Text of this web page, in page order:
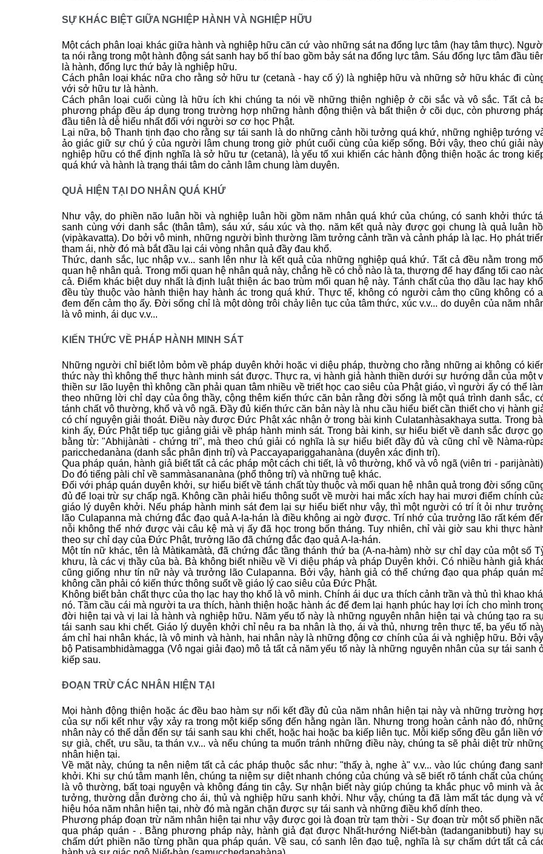
SỰ KHÁC BIỆT GIỮA NGHIỆP HÀNH VÀ NGHIỆP HỮU
Một cách phân loại khác giữa hành và nghiệp hữu căn cứ vào những sát na đổng lực tâm (hay tâm thực).
ta nói rằng trong một hành động sát sanh hay bố thí bao gồm bảy sát na đổng lực tâm. Sáu đổng lực tâm đầu
là hành, đổng lực thứ bảy là nghiệp hữu.
Cách phân loại khác nữa cho rằng sở hữu tư (cetanà - hay cố ý) là nghiệp hữu và những sở hữu khác đi
với sở hữu tư là hành.
Cách phân loại cuối cùng là hữu ích khi chúng ta nói về những thiện nghiệp ở cõi sắc và vô sắc. Tất cả
phương pháp đều áp dụng trong trường hợp những hành động thiện và bất thiện ở cõi dục, còn phương
đầu tiên là dễ hiểu nhất đối với người sơ cơ học Phật.
Lại nữa, bộ Thanh tịnh đạo cho rằng sự tái sanh là do những cảnh hồi tưởng quá khứ, những nghiệp tướng
ảo giác giữ sự chú ý của người lâm chung trong giờ phút cuối cùng của kiếp sống. Bởi vậy, theo chú giải
nghiệp hữu có thể định nghĩa là sở hữu tư (cetanà), là yếu tố xui khiến các hành động thiện hoặc ác trong
quá khứ và hành là trạng thái tâm do cảnh lâm chung làm duyên.
QUẢ HIỆN TẠI DO NHÂN QUÁ KHỨ
Như vậy, do phiền não luân hồi và nghiệp luân hồi gồm năm nhân quá khứ của chúng, có sanh khởi thức
sanh cùng với danh sắc (thân tâm), sáu xứ, sáu xúc và thọ. năm kết quả này được gọi chung là quả luân
(vipàkavatta). Do bởi vô minh, những người bình thường lầm tưởng cảnh trần và cảnh pháp là lạc. Họ phát
tham ái, nhờ đó mà bắt đầu lại cái vòng nhân quả đầy đau khổ.
Thức, danh sắc, lục nhập v.v... sanh lên như là kết quả của những nghiệp quá khứ. Tất cả đều nằm trong
quan hệ nhân quả. Trong mối quan hệ nhân quả này, chẳng hề có chỗ nào là ta, thượng đế hay đấng tối cao
cả. Ðiểm khác biệt duy nhất là định luật thiện ác bao trùm mối quan hệ này. Tánh chất của thọ dầu lạc hay
đều tùy thuộc vào hành thiện hay hành ác trong quá khứ. Thực tế, không có người cảm thọ cũng không có
đem đến cảm thọ ấy. Ðời sống chỉ là một dòng trôi chảy liên tục của tâm thức, xúc v.v... do duyên của năm
là vô minh, ái dục v.v...
KIẾN THỨC VỀ PHÁP HÀNH MINH SÁT
Những người chỉ biết lỏm bỏm về pháp duyên khởi hoặc vi diệu pháp, thường cho rằng những ai không có
thức này thì không thể thực hành minh sát được. Thực ra, vị hành giả hành thiền dưới sự hướng dẫn của một
thiền sư lão luyện thì không cần phải quan tâm nhiều về triết học cao siêu của Phật giáo, vì người ấy có thể
theo những lời chỉ dạy của ông thầy, cộng thêm kiến thức căn bản rằng đời sống là một quá trình danh sắc,
tánh chất vô thường, khổ và vô ngã. Ðầy đủ kiến thức căn bản này là nhu cầu hiểu biết cần thiết cho vị hành
có chí nguyện giải thoát. Ðiều này được Ðức Phật xác nhận ở trong bài kinh Culatanhàsakhaya sutta. Trong
kinh ấy, Ðức Phật tiếp tục giảng giải về pháp hành minh sát. Trong bài kinh, sự hiểu biết về danh sắc được
bằng từ: "Abhijànàti - chứng tri", mà theo chú giải có nghĩa là sự hiểu biết đầy đủ và cũng chỉ về Nàma-
paricchedanàna (danh sắc phân định trí) và Paccayapariggahanàna (duyên xác định trí).
Qua pháp quán, hành giả biết tất cả các pháp một cách chi tiết, là vô thường, khổ và vô ngã (viên tri -
Do đó tiếng pàli chỉ về sammàsananàna (phổ thông trí) và những tuệ khác.
Ðối với pháp quán duyên khởi, sự hiểu biết về tánh chất tùy thuộc và mối quan hệ nhân quả trong đời sống
đủ để loại trừ sự chấp ngã. Không cần phải hiểu thông suốt về mười hai mắc xích hay hai mươi điểm chính
giáo lý duyên khởi. Nếu pháp hành minh sát đem lại sự hiểu biết như vậy, thì một người có trí ít ỏi như
lão Culapanna mà chứng đắc đạo quả A-la-hán là điều không ai ngờ được. Trí nhớ của trưởng lão rất kém
nỗi không thể nhớ được vài câu kệ mà vị ấy đã học trong bốn tháng. Tuy nhiên, chỉ vài giờ sau khi thực
theo sự chỉ dạy của Ðức Phật, trưởng lão đã chứng đắc đạo quả A-la-hán.
Một tín nữ khác, tên là Màtikamàtà, đã chứng đắc tầng thánh thứ ba (A-na-hàm) nhờ sự chỉ dạy của một số
khưu, là các vị thầy của bà. Bà không biết nhiều về Vi diệu pháp và pháp Duyên khởi. Có nhiều hành giả
cũng giống như tín nữ này và trưởng lão Culapanna. Bởi vậy, hành giả có thể chứng đạo qua pháp quán
không cần phải có kiến thức thông suốt về giáo lý cao siêu của Ðức Phật.
Không biết bản chất thực của thọ lạc hay thọ khổ là vô minh. Chính ái dục ưa thích cảnh trần và thủ thì khao
nó. Tầm cầu cái mà người ta ưa thích, hành thiện hoặc hành ác để đem lại hạnh phúc hay lợi ích cho mình
đời hiện tại và vị lai là hành và nghiệp hữu. Năm yếu tố này là những nguyên nhân hiện tại và chúng tạo ra
tái sanh sau khi chết. Giáo lý duyên khởi chỉ nêu ra ba nhân là thọ, ái và thủ, nhưng trên thực tế, ba yếu tố
ám chỉ hai nhân khác, là vô minh và hành, hai nhân này là những động cơ chính của ái và nghiệp hữu. Bởi
bộ Patisambhidàmagga (Vô ngại giải đạo) mô tả tất cả năm yếu tố này là những nguyên nhân của sự tái sanh
kiếp sau.
ĐOẠN TRỪ CÁC NHÂN HIỆN TẠI
Mọi hành động thiện hoặc ác đều bao hàm sự nối kết đầy đủ của năm nhân hiện tại này và những trường
của sự nối kết như vậy xảy ra trong một kiếp sống đến hằng ngàn lần. Nhưng trong hoàn cảnh nào đó,
nhân này có thể dẫn đến sự tái sanh sau khi chết, hoặc hai hoặc ba kiếp liên tục. Mỗi kiếp sống đều gắn liền
sự già, chết, ưu sầu, ta thán v.v... và nếu chúng ta muốn tránh những điều này, chúng ta sẽ phải diệt trừ
nhân hiện tại.
Về mặt này, chúng ta nên niệm tất cả các pháp thuộc sắc như: "thấy à, nghe à" v.v... vào lúc chúng đang
khởi. Khi sự chú tâm mạnh lên, chúng ta niệm sự diệt nhanh chóng của chúng và sẽ biết rõ tánh chất của
là vô thường, bất toại nguyện và không đáng tin cậy. Sự nhận biết này giúp chúng ta khắc phục vô minh và
tưởng, thường dẫn đường cho ái, thủ và nghiệp hữu sanh khởi. Như vậy, chúng ta đã làm mất tác dụng và
hiệu hóa năm nhân hiện tại, nhờ đó mà ngăn chặn được sự tái sanh và những điều khổ dính theo.
Phương pháp đoạn trừ năm nhân hiện tại như vậy được gọi là đoạn trừ tạm thời - Sự đoạn trừ một số phiền
qua pháp quán - . Bằng phương pháp này, hành giả đạt được Nhất-hướng Niết-bàn (tadanganibbuti) hay
chấm dứt phiền não từng phần qua pháp quán. Về sau, có sanh lên đạo tuệ, nghĩa là sự chấm dứt tất cả